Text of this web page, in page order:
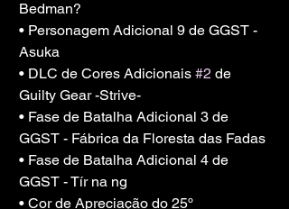
Bedman?
• Personagem Adicional 9 de GGST -
Asuka
• DLC de Cores Adicionais #2 de
Guilty Gear -Strive-
• Fase de Batalha Adicional 3 de
GGST - Fábrica da Floresta das Fadas
• Fase de Batalha Adicional 4 de
GGST - Tír na ng
• Cor de Apreciação do 25º